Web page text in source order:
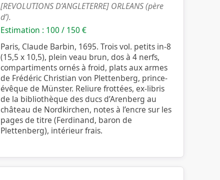
[REVOLUTIONS D’ANGLETERRE] ORLEANS (père
d’).
Estimation : 100 / 150 €
Paris, Claude Barbin, 1695. Trois vol. petits in-8
(15,5 x 10,5), plein veau brun, dos à 4 nerfs,
compartiments ornés à froid, plats aux armes
de Frédéric Christian von Plettenberg, prince-
évêque de Münster. Reliure frottées, ex-libris
de la bibliothèque des ducs d’Arenberg au
château de Nordkirchen, notes à l’encre sur les
pages de titre (Ferdinand, baron de
Plettenberg), intérieur frais.